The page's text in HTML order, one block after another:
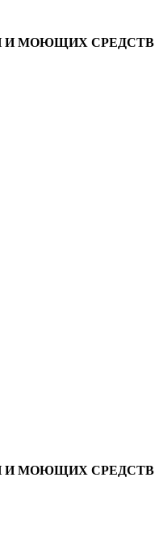
И МОЮЩИХ СРЕДСТВ
И МОЮЩИХ СРЕДСТВ